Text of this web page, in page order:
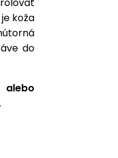
koža
do
alebo